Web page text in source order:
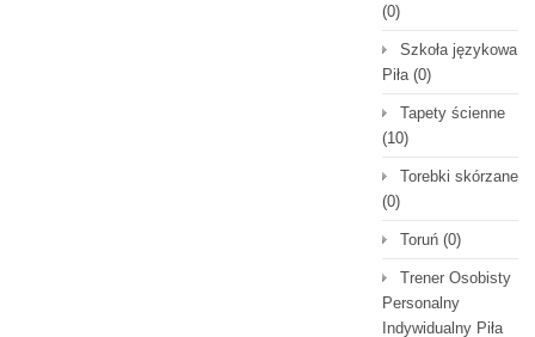
(0)
Szkoła językowa
Piła(0)
Tapety ścienne
(10)
Torebki skórzane
(0)
Toruń (0)
Trener Osobisty
Personalny
Indywidualny Piła